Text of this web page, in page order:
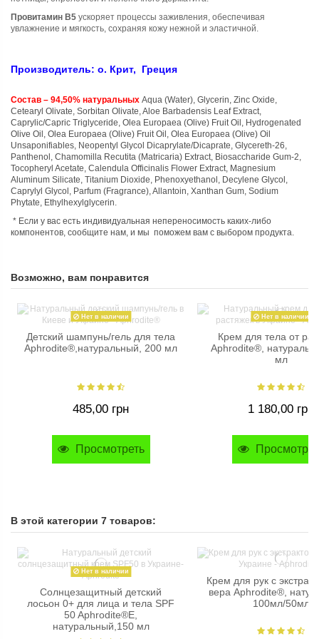
Провитамин В5 ускоряет процессы заживления, обеспечивая
увлажнение и мягкость, сохраняя кожу нежной и эластичной.
Производитель: о. Крит, Греция
Состав – 94,50% натуральных Aqua (Water), Glycerin, Zinc Oxide,
Cetearyl Olivate, Sorbitan Olivate, Aloe Barbadensis Leaf Extract,
Caprylic/Capric Triglyceride, Olea Europaea (Olive) Fruit Oil, Hydrogenated
Olive Oil, Olea Europaea (Olive) Fruit Oil, Olea Europaea (Olive) Oil
Unsaponifiables, Neopentyl Glycol Dicaprylate/Dicaprate, Glycereth-26,
Panthenol, Chamomilla Recutita (Matricaria) Extract, Biosaccharide Gum-2,
Tocopheryl Acetate, Calendula Officinalis Flower Extract, Magnesium
Aluminum Silicate, Titanium Dioxide, Phenoxyethanol, Decylene Glycol,
Caprylyl Glycol, Parfum (Fragrance), Allantoin, Xanthan Gum, Sodium
Phytate, Ethylhexylglycerin.
* Если у вас есть индивидуальная непереносимость каких-либо
компонентов, сообщите нам, и мы поможем вам с выбором продукта.
Возможно, вам понравится
Нет в наличии
Детский шампунь/гель для тела
Aphrodite®,натуральный, 200 мл
485,00 грн
Просмотреть
Нет в наличии
Крем для тела от
Aphrodite®,
мл
1 180,00 грн
Оливковое мыло с Ромашкой и
Календулой Aphrodite®,
144,00 грн
180,00 грн
Купить
105,00 грн
150,00 грн
Купить
В этой категории 7 товаров:
Нет в наличии
Солнцезащитный детский
лосьон 0+ для лица и тела SPF
50 Aphrodite®E,
натуральный,150 мл
Крем для рук с
вера Aphrodite®,
100мл/50мл